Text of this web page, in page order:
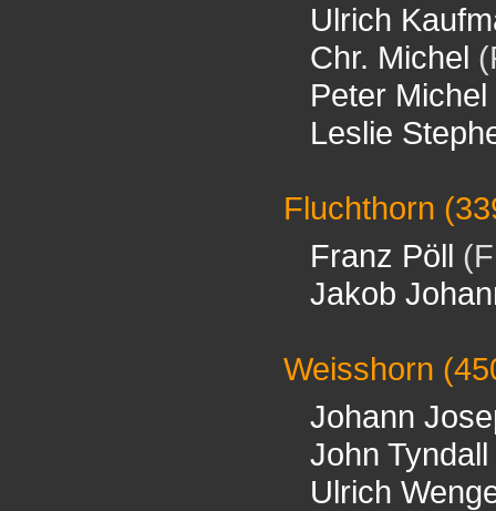
Ulrich
Chr. Michel
Peter Michel
Leslie
Fluchthorn
Franz Pöll
Jakob
Weisshorn
Johann
John Tyndall
Ulrich